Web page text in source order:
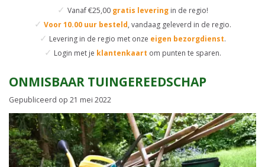
✓ Vanaf €25,00 gratis leveringin de regio!
✓ Voor 10.00 uur besteld, vandaag geleverd in de regio.
✓ Levering in de regio met onze eigen bezorgdienst.
✓ Login met je klantenkaart om punten te sparen.
ONMISBAAR TUINGEREEDSCHAP
Gepubliceerd op 21 mei 2022